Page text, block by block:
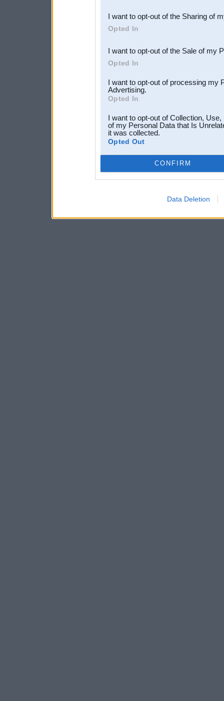
Downstream Participants
third parties.
I want to opt-out of the Sharing of
Opted In
I want to opt-out of the Sale of my
Opted In
I want to opt-out of processing my
Advertising.
Opted In
I want to opt-out of Collection,
of my Personal Data that Is
it was collected.
Opted Out
CONFIRM
Data Deletion